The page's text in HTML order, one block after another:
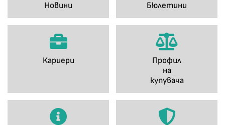
Новини Бюлетини
Кариери
Профил
на
купувача